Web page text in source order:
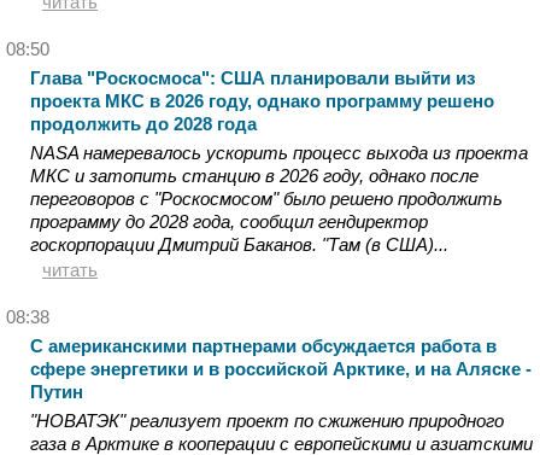
08:50
Глава "Роскосмоса": США планировали выйти из
проекта МКС в 2026 году, однако программу решено
продолжить до 2028 года
NASA намеревалось ускорить процесс выхода из проекта
МКС и затопить станцию в 2026 году, однако после
переговоров с "Роскосмосом" было решено продолжить
программу до 2028 года, сообщил гендиректор
госкорпорации Дмитрий Баканов. "Там (в США)...
читать
08:38
С американскими партнерами обсуждается работа в
сфере энергетики и в российской Арктике, и на Аляске -
Путин
"НОВАТЭК" реализует проект по сжижению природного
газа в Арктике в кооперации с европейскими и азиатскими